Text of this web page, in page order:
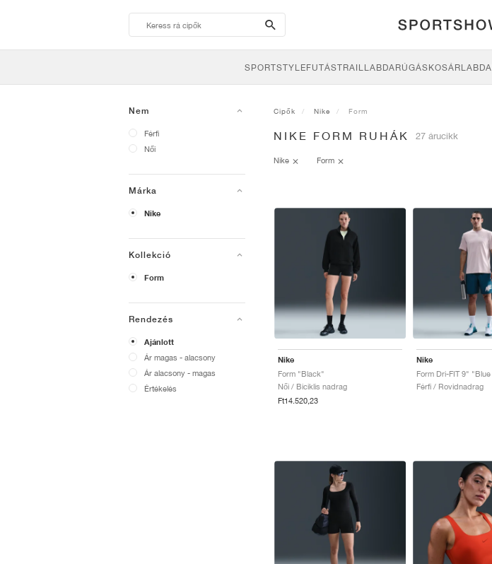
search-
btn
SPORTSTYLEFUTÁSTRAILLABDARÚGÁSKOSÁRLABDA
Nem
Férfi
Női
Márka
Nike
Kollekció
Form
Rendezés
Ajánlott
Ár magas - alacsony
Ár alacsony - magas
Értékelés
Cipők Nike Form
NIKE FORM RUHÁK 27 árucikk
Nike Form
Nike
Form "Black"
Női / Biciklis nadrag
Ft14.520,23
Nike
Férfi / Rovidnadrag